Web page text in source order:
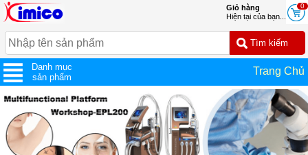
0
Giỏ hàng
Hiện tại của bạn...
Danh mục
sản phẩm
Trang Chủ